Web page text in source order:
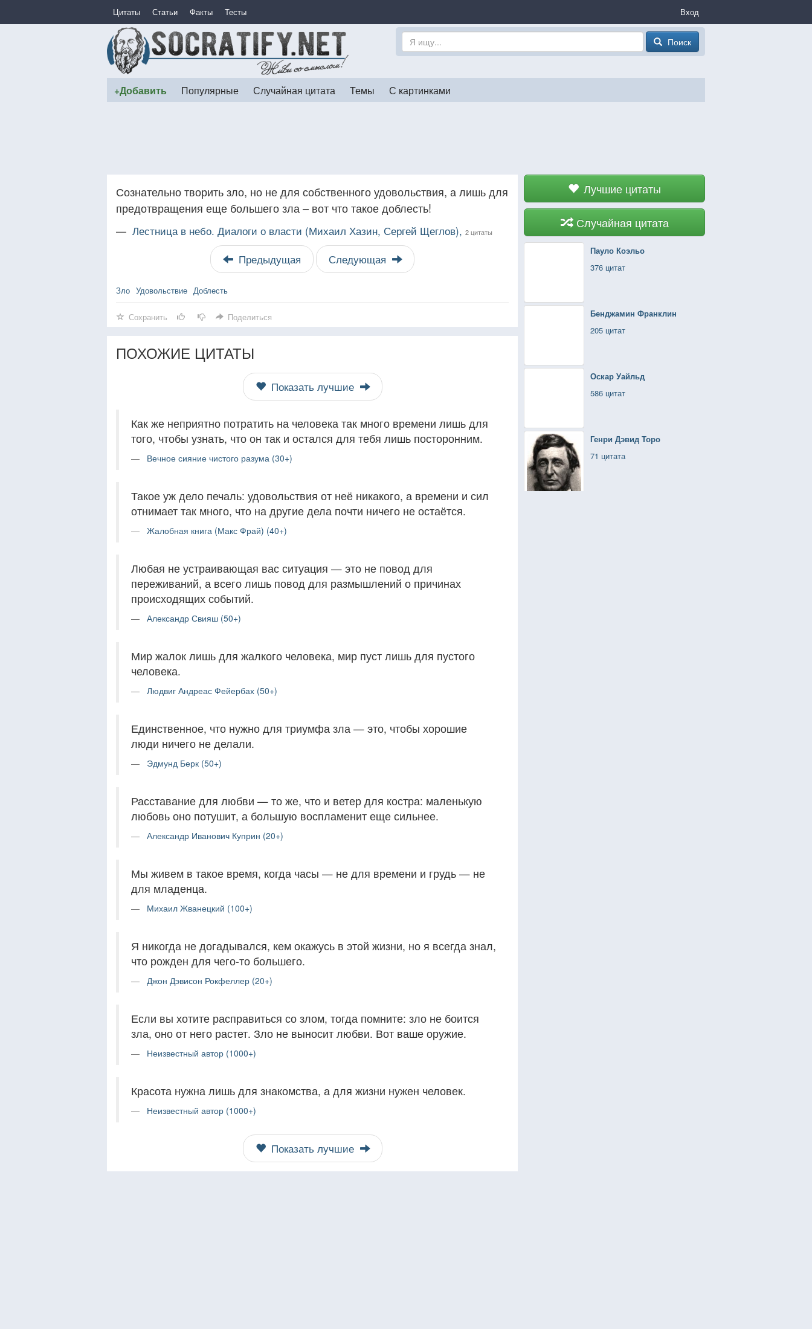
Цитаты Статьи Факты Тесты Вход
Поиск
+Добавить Популярные Случайная цитата Темы С картинками
Лучшие цитаты
Случайная цитата
Пауло Коэльо
376 цитат
Бенджамин Франклин
205 цитат
Оскар Уайльд
586 цитат
Генри Дэвид Торо
71 цитата
Сознательно творить зло, но не для собственного удовольствия, а лишь для
предотвращения еще большего зла – вот что такое доблесть!
— Лестница в небо. Диалоги о власти (Михаил Хазин, Сергей Щеглов), 2 цитаты
Предыдущая Следующая
Зло Удовольствие Доблесть
Сохранить Поделиться
ПОХОЖИЕ ЦИТАТЫ
Показать лучшие
Как же неприятно потратить на человека так много времени лишь для
того, чтобы узнать, что он так и остался для тебя лишь посторонним.
Вечное сияние чистого разума (30+)
Такое уж дело печаль: удовольствия от неё никакого, а времени и сил
отнимает так много, что на другие дела почти ничего не остаётся.
Жалобная книга (Макс Фрай) (40+)
Любая не устраивающая вас ситуация — это не повод для
переживаний, а всего лишь повод для размышлений о причинах
происходящих событий.
Александр Свияш (50+)
Мир жалок лишь для жалкого человека, мир пуст лишь для пустого
человека.
Людвиг Андреас Фейербах (50+)
Единственное, что нужно для триумфа зла — это, чтобы хорошие
люди ничего не делали.
Эдмунд Берк (50+)
Расставание для любви — то же, что и ветер для костра: маленькую
любовь оно потушит, а большую воспламенит еще сильнее.
Александр Иванович Куприн (20+)
Мы живем в такое время, когда часы — не для времени и грудь — не
для младенца.
Михаил Жванецкий (100+)
Я никогда не догадывался, кем окажусь в этой жизни, но я всегда знал,
что рожден для чего-то большего.
Джон Дэвисон Рокфеллер (20+)
Если вы хотите расправиться со злом, тогда помните: зло не боится
зла, оно от него растет. Зло не выносит любви. Вот ваше оружие.
Неизвестный автор (1000+)
Красота нужна лишь для знакомства, а для жизни нужен человек.
Неизвестный автор (1000+)
Показать лучшие